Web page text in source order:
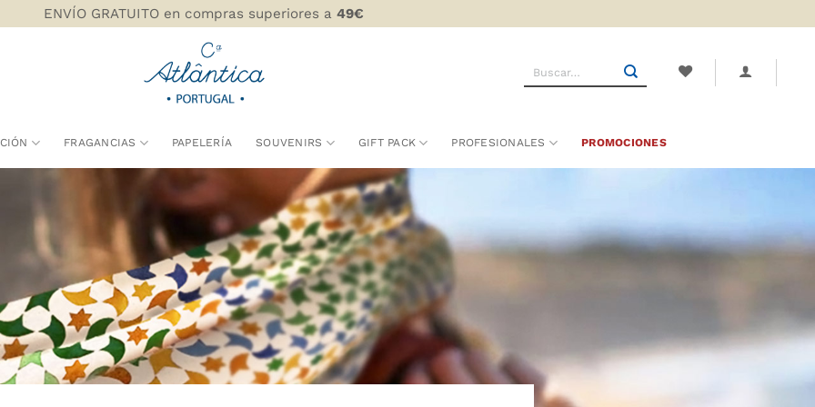
ENVÍO GRATUITO en compras superiores a 49€
FRAGANCIAS PAPELERÍA SOUVENIRS GIFT PACK PROFESIONALES PROMOCIONES